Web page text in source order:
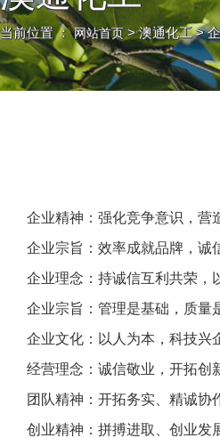
当前位置 ：网站首页> 澳通化工 >
企业精神：强化竞争意识，营
企业宗旨：效率成就品牌，诚
企业理念：持诚信互利共荣，
企业宗旨：管理是基础，质量
企业文化：以人为本，科技兴
经营理念：诚信敬业，开拓创
团队精神：开拓务实、精诚协
创业精神：拼搏进取、创业发